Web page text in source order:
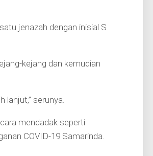
jenazah dengan inisial S
kejang dan kemudian
lanjut,” serunya.
mendadak seperti
COVID-19 Samarinda.